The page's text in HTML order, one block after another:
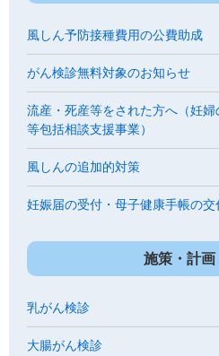
風しん予防接種費用の公費助成
がん検診無料対象のお知らせ
流産・死産等をされた方へ（妊
等包括相談支援事業）
風しんの追加的対策
妊娠届の受付・母子健康手帳の交
施策・計画
乳がん検診
大腸がん検診